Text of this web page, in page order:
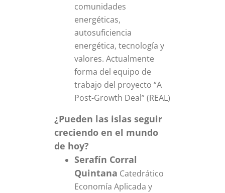
comunidades
energéticas,
autosuficiencia
energética, tecnología y
valores. Actualmente
forma del equipo de
trabajo del proyecto “A
Post-Growth Deal” (REAL)
¿Pueden las islas seguir
creciendo en el mundo
de hoy?
Serafín Corral
Quintana Catedrático
Economía Aplicada y